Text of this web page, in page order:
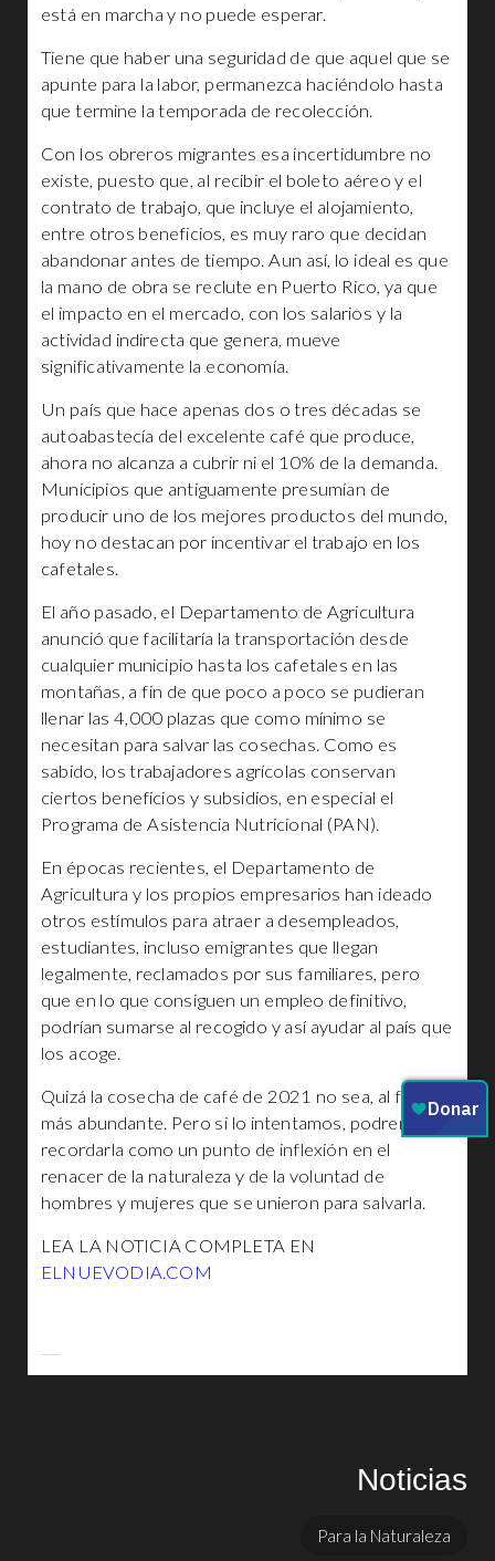
está en marcha y no puede esperar.
Tiene que haber una seguridad de que aquel que se
apunte para la labor, permanezca haciéndolo hasta
que termine la temporada de recolección.
Con los obreros migrantes esa incertidumbre no
existe, puesto que, al recibir el boleto aéreo y el
contrato de trabajo, que incluye el alojamiento,
entre otros beneficios, es muy raro que decidan
abandonar antes de tiempo. Aun así, lo ideal es que
la mano de obra se reclute en Puerto Rico, ya que
el impacto en el mercado, con los salarios y la
actividad indirecta que genera, mueve
significativamente la economía.
Un país que hace apenas dos o tres décadas se
autoabastecía del excelente café que produce,
ahora no alcanza a cubrir ni el 10% de la demanda.
Municipios que antiguamente presumían de
producir uno de los mejores productos del mundo,
hoy no destacan por incentivar el trabajo en los
cafetales.
El año pasado, el Departamento de Agricultura
anunció que facilitaría la transportación desde
cualquier municipio hasta los cafetales en las
montañas, a fin de que poco a poco se pudieran
llenar las 4,000 plazas que como mínimo se
necesitan para salvar las cosechas. Como es
sabido, los trabajadores agrícolas conservan
ciertos beneficios y subsidios, en especial el
Programa de Asistencia Nutricional (PAN).
En épocas recientes, el Departamento de
Agricultura y los propios empresarios han ideado
otros estímulos para atraer a desempleados,
estudiantes, incluso emigrantes que llegan
legalmente, reclamados por sus familiares, pero
que en lo que consiguen un empleo definitivo,
podrían sumarse al recogido y así ayudar al país que
los acoge.
Quizá la cosecha de café de 2021 no sea, al final, la
más abundante. Pero si lo intentamos, podremos
recordarla como un punto de inflexión en el
renacer de la naturaleza y de la voluntad de
hombres y mujeres que se unieron para salvarla.
LEA LA NOTICIA COMPLETA EN
ELNUEVODIA.COM
Noticias
Para la Naturaleza